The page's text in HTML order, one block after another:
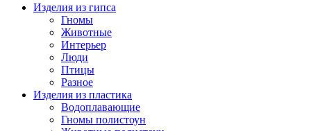
Изделия из гипса
Гномы
Животные
Интерьер
Люди
Птицы
Разное
Изделия из пластика
Водоплавающие
Гномы полистоун